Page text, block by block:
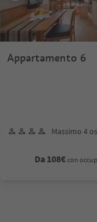
Appartamento 6
Massimo 4
Da 108€ con